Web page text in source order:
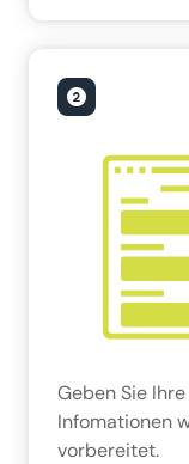
Geben Sie
Infomationen
vorbereitet.